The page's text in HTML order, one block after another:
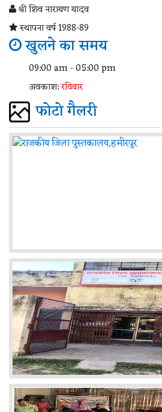
श्री शिव नारायण यादव
स्थापना वर्ष 1988-89
खुलने का समय
09:00 am - 05:00 pm
अवकाश:रविवार
फोटो गैलरी